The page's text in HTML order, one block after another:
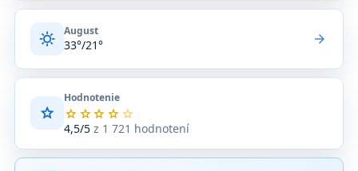
sunny August
33°/21° arrow_forward
star
Hodnotenie
star star star star star
4,5/5z 1 721 hodnotení
Priemerné
hodnotenie
z